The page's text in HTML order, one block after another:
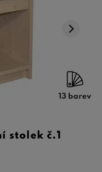
13 barev
stolek č.1